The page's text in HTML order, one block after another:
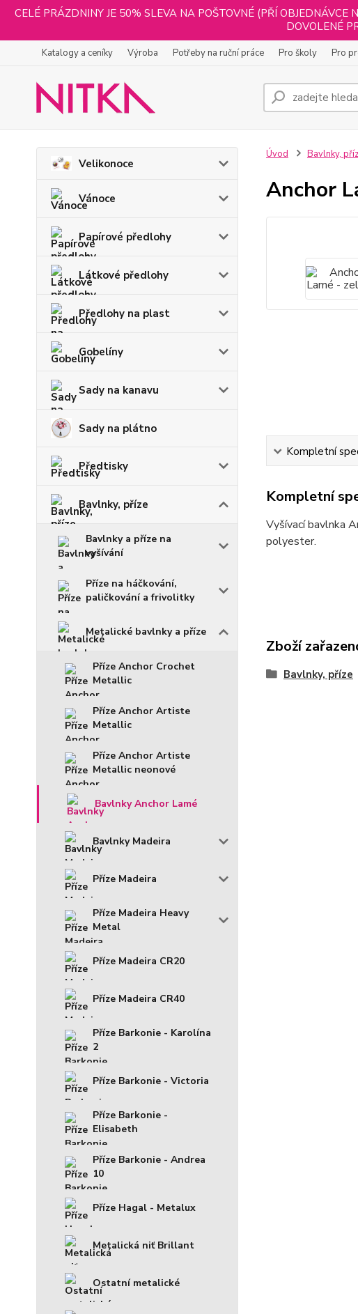
CELÉ PRÁZDNINY JE 50% SLEVA NA POŠTOVNÉ (PŘÍ
DOVOLENÉ
Katalogy a ceníky Výroba Potřeby na ruční práce Pro školy Pro
Velikonoce
Vánoce
Papírové předlohy
Látkové předlohy
Předlohy na plast
Gobelíny
Sady na kanavu
Sady na plátno
Předtisky
Bavlnky, příze
Bavlnky a příze na
vyšívání
Příze na háčkování,
paličkování a frivolitky
Metalické bavlnky a příze
Příze Anchor Crochet
Metallic
Příze Anchor Artiste
Metallic
Příze Anchor Artiste
Metallic neonové
Bavlnky Anchor Lamé
Bavlnky Madeira
Příze Madeira
Příze Madeira Heavy
Metal
Příze Madeira CR20
Příze Madeira CR40
Příze Barkonie - Karolína
2
Příze Barkonie - Victoria
Příze Barkonie -
Elisabeth
Příze Barkonie - Andrea
10
Příze Hagal - Metalux
Metalická niť Brillant
Ostatní metalické
Úvod Bavlnky,
Anchor
Kompletní
Kompletní
Vyšívací bavlnka
polyester.
Zboží
Bavlnky, příze